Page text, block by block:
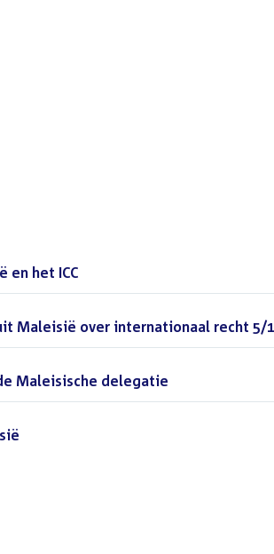
het ICC
Maleisië over internationaal recht 5/
Maleisische delegatie